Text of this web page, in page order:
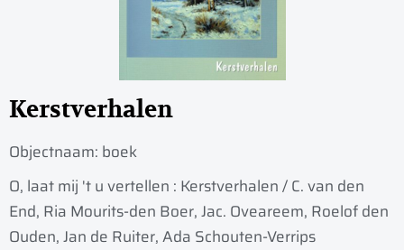
Kerstverhalen
Objectnaam: boek
O, laat mij 't u vertellen : Kerstverhalen / C. van den
End, Ria Mourits-den Boer, Jac. Oveareem, Roelof den
Ouden, Jan de Ruiter, Ada Schouten-Verrips